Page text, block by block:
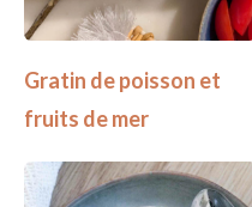
Gratin de poisson et
fruits de mer